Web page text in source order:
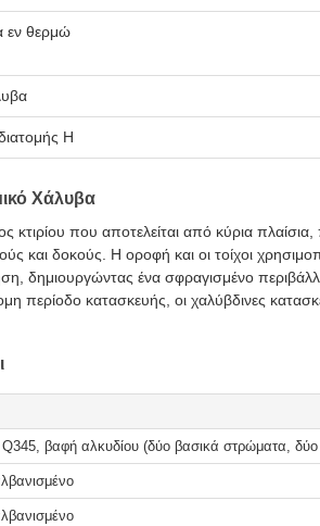
εν θερμώ
Η
Χάλυβα
κτιρίου που αποτελείται από κύρια
και δοκούς. Η οροφή και οι τοίχοι
δημιουργώντας ένα σφραγισμένο
περίοδο κατασκευής, οι χαλύβδινες
βαφή αλκυδίου (δύο βασικά στρώματα, δύο